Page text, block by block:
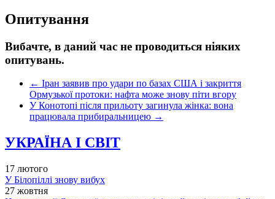
Опитування
Вибачте, в даний час не проводиться ніяких
опитувань.
← Іран заявив про удари по базах США і закриття
Ормузької протоки: нафта може знову піти вгору
У Конотопі після прильоту загинула жінка: вона
працювала прибиральницею →
УКРАЇНА І СВІТ
17 лютого
У Білопіллі знову вибух
27 жовтня